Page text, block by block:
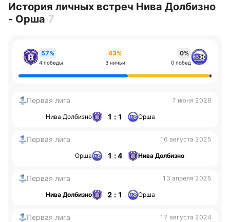
История личных встреч Нива Долбизно
- Орша 7
57%
4 победы
43%
3 ничьи
0%
0 побед
Первая лига 7 июня 2026
Нива Долбизно 1 : 1 Орша
Первая лига 16 августа 2025
Орша 1 : 4 Нива Долбизно
Первая лига 13 апреля 2025
Нива Долбизно 2 : 1 Орша
Первая лига 17 августа 2024